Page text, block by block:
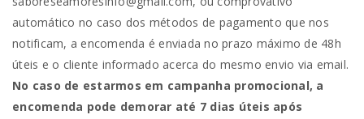
automático no caso dos métodos de pagamento que nos
notificam, a encomenda é enviada no prazo máximo de 48h
úteis e o cliente informado acerca do mesmo envio via email.
No caso de estarmos em campanha promocional, a
encomenda pode demorar até 7 dias úteis após